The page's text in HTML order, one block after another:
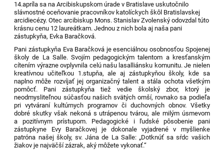
14.apríla sa na Arcibiskupskom úrade v Bratislave uskutočnilo
slávnostné oceňovanie pracovníkov katolíckych škôl Bratislavskej
arcidiecézy. Otec arcibiskup Mons. Stanislav Zvolenský odovzdal túto
krásnu cenu 12 laureátkam. Jednou z nich bola aj naša pani
zástupkyňa, Evka Baračková.
Pani zástupkyňa Eva Baračková je esenciálnou osobnosťou Spojenej
školy de La Salle. Svojím pedagogickým talentom a kresťanským
cítením výrazne ovplyvnila celú našu lasalliánsku komunitu. Je nielen
kreatívnou učiteľkou 1.stupňa, ale aj zástupkyňou školy, kde sa
naplno môže rozvíjať jej organizačný talent a stála ochota všetkým
pomôcť. Pani zástupkyňa tiež vedie školský zbor, ktorý je
neodmysliteľnou súčasťou našich svätých omší, rovnako sa podieľa
pri vytváraní kultúrnych programov či duchovných obnov. Všetky
dobré skutky však nekoná s utrápenou tvárou, ale milým úsmevom
a pozitívnym prístupom. Pedagogické i ľudské pôsobenie pani
zástupkyne Evy Baračkovej je dokonale vyjadrené v myšlienke
patróna našej školy, sv. Jána de La Salle: „Dotknúť sa sŕdc vašich
žiakov je najväčší zázrak, aký môžete vykonať.“